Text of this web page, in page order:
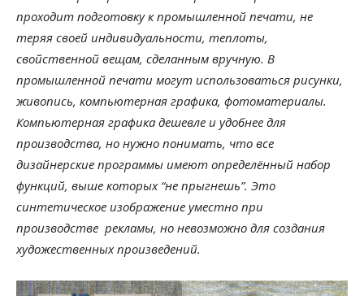
проходит подготовку к промышленной печати, не
теряя своей индивидуальности, теплоты,
свойственной вещам, сделанным вручную. В
промышленной печати могут использоваться рисунки,
живопись, компьютерная графика, фотоматериалы.
Компьютерная графика дешевле и удобнее для
производства, но нужно понимать, что все
дизайнерские программы имеют определённый набор
функций, выше которых “не прыгнешь”. Это
синтетическое изображение уместно при
производстве рекламы, но невозможно для создания
художественных произведений.